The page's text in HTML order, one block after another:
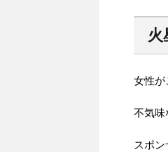
火
女性が
不気味
スポン